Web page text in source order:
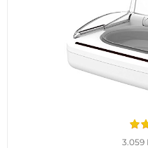
3.059